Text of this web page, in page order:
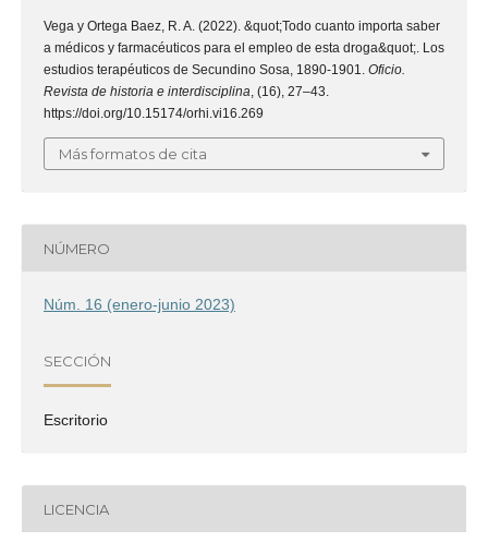
Vega y Ortega Baez, R. A. (2022). &quot;Todo cuanto importa saber
a médicos y farmacéuticos para el empleo de esta droga&quot;. Los
estudios terapéuticos de Secundino Sosa, 1890-1901. Oficio.
Revista de historia e interdisciplina, (16), 27–43.
https://doi.org/10.15174/orhi.vi16.269
Más formatos de cita
NÚMERO
Núm. 16 (enero-junio 2023)
SECCIÓN
Escritorio
LICENCIA